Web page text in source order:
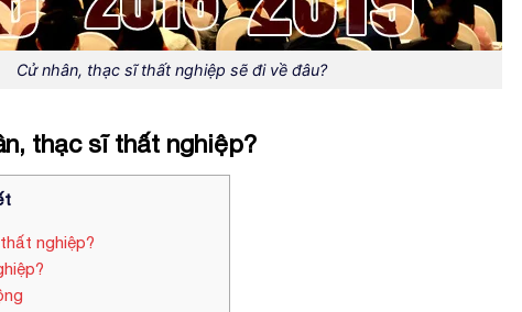
Cử nhân, thạc sĩ thất nghiệp sẽ đi về đâu?
thạc sĩ thất nghiệp?
nghiệp?